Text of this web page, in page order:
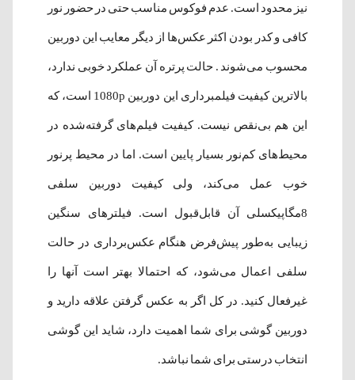
نیز محدود است. عدم فوکوس مناسب حتی در حضور نور
کافی و کدر بودن اکثر عکس‌ها از دیگر معایب این دوربین
محسوب می‌شوند . حالت پرتره آن عملکرد خوبی ندارد،
بالاترین کیفیت فیلمبرداری این دوربین 1080p است، که
این هم بی‌نقص نیست. کیفیت فیلم‌های گرفته‌شده در
محیط‌های کم‌نور بسیار پایین است. اما در محیط پرنور
خوب عمل می‌کند، ولی کیفیت دوربین سلفی
8مگاپیکسلی آن قابل‌قبول است. فیلترهای سنگین
زیبایی به‌طور پیش‌فرض هنگام عکس‌برداری در حالت
سلفی اعمال می‌شود، که احتمالا بهتر است آنها را
غیرفعال کنید. در کل اگر به عکس گرفتن علاقه دارید و
دوربین گوشی برای شما اهمیت دارد، شاید این گوشی
انتخاب درستی برای شما نباشد.